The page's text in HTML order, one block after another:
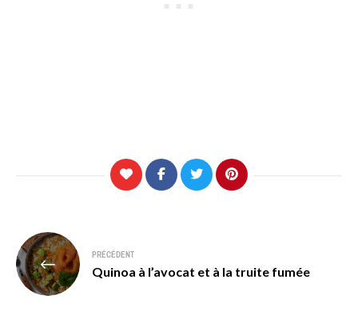
Navigation
de
l’article
PRÉCÉDENT
Quinoa à l’avocat et à la truite fumée